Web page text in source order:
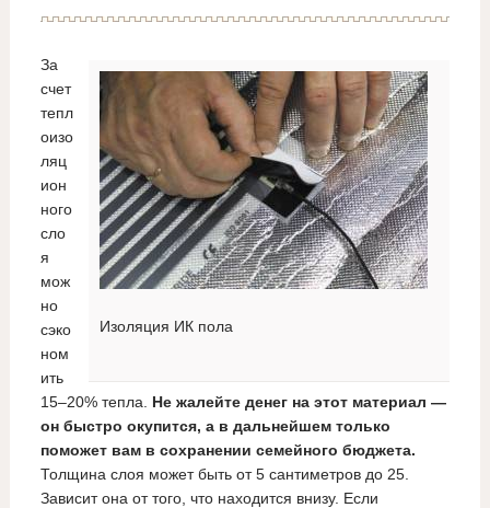
Изоляция ИК пола
За
счет
тепл
оизо
ляц
ион
ного
сло
я
мож
но
сэко
ном
ить
15–20% тепла. Не жалейте денег на этот материал —
он быстро окупится, а в дальнейшем только
поможет вам в сохранении семейного бюджета.
Толщина слоя может быть от 5 сантиметров до 25.
Зависит она от того, что находится внизу. Если